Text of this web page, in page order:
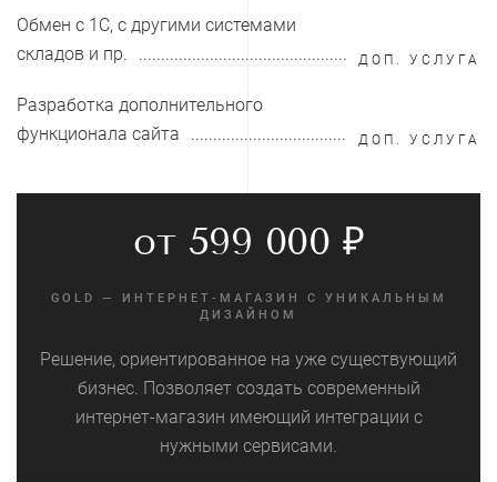
Обмен с 1С, с другими системами
складов и пр.
ДОП. УСЛУГА
Разработка дополнительного
функционала сайта
ДОП. УСЛУГА
от 599 000 ₽
GOLD — ИНТЕРНЕТ-МАГАЗИН С УНИКАЛЬНЫМ
ДИЗАЙНОМ
Решение, ориентированное на уже существующий
бизнес. Позволяет создать современный
интернет-магазин имеющий интеграции с
нужными сервисами.